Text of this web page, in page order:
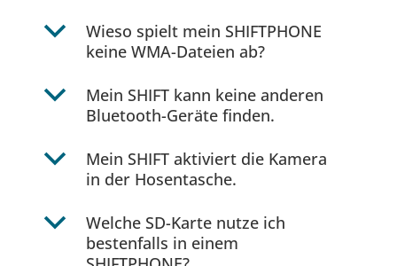
b
Wieso spielt mein SHIFTPHONE
keine WMA-Dateien ab?
b
Mein SHIFT kann keine anderen
Bluetooth-Geräte finden.
b
Mein SHIFT aktiviert die Kamera
in der Hosentasche.
b
Welche SD-Karte nutze ich
bestenfalls in einem